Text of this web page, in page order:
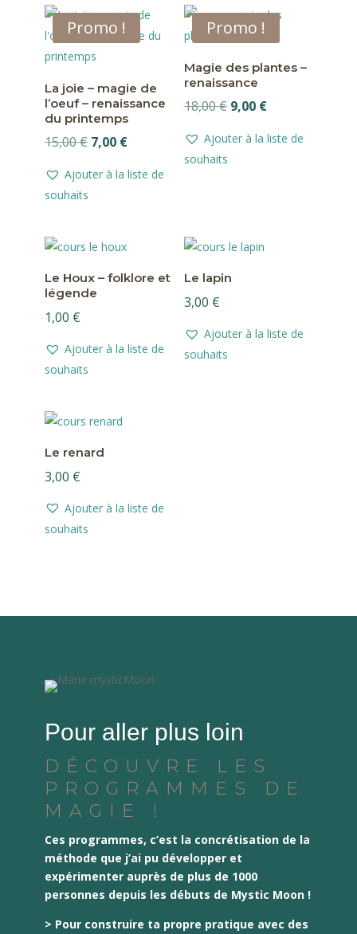
Promo !
La joie – magie de
l’oeuf – renaissance
du printemps
15,00€ Le
initial
7,00 €Le
actuel
Ajouter à la liste de
souhaits
Promo !
Magie des plantes –
renaissance
18,00€ Le
initial
9,00 €Le
actuel
Ajouter à la liste de
souhaits
Le Houx – folklore et
légende
1,00 €
Ajouter à la liste de
souhaits
Le lapin
3,00 €
Ajouter à la liste de
souhaits
Le renard
3,00 €
Ajouter à la liste de
souhaits
Pour aller plus loin
DÉCOUVRE LES
PROGRAMMES DE
MAGIE !
Ces programmes, c’est la concrétisation de la
méthode que j’ai pu développer et
expérimenter auprès de plus de 1000
personnes depuis les débuts de Mystic Moon !
> Pour construire ta propre pratique avec des